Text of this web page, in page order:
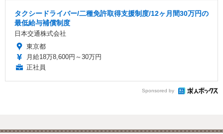
タクシードライバー/二種免許取得支援制度/12ヶ月間30万円の
最低給与補償制度
日本交通株式会社
東京都
月給18万8,600円～30万円
正社員
Sponsored by